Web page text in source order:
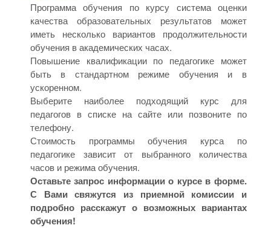
Программа обучения по курсу система оценки
качества образовательных результатов может
иметь несколько вариантов продолжительности
обучения в академических часах.
Повышение квалификации по педагогике может
быть в стандартном режиме обучения и в
ускоренном.
Выберите наиболее подходящий курс для
педагогов в списке на сайте или позвоните по
телефону.
Стоимость программы обучения курса по
педагогике зависит от выбранного количества
часов и режима обучения.
Оставьте запрос информации о курсе в форме.
С Вами свяжутся из приемной комиссии и
подробно расскажут о возможных вариантах
обучения!